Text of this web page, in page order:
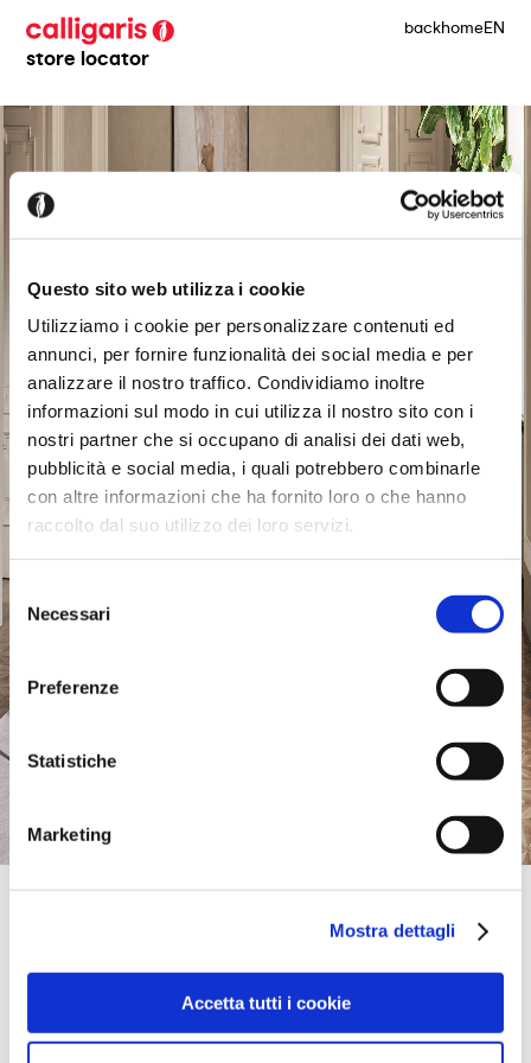
Questo sito web utilizza i cookie
Utilizziamo i cookie per personalizzare contenuti ed
annunci, per fornire funzionalità dei social media e per
analizzare il nostro traffico. Condividiamo inoltre
informazioni sul modo in cui utilizza il nostro sito con i
nostri partner che si occupano di analisi dei dati web,
pubblicità e social media, i quali potrebbero combinarle
con altre informazioni che ha fornito loro o che hanno
raccolto dal suo utilizzo dei loro servizi.
Selezione
del
consenso
Necessari
Preferenze
Statistiche
Marketing
Mostra dettagli
Accetta tutti i cookie
store locator
backhomeEN
Riega Georg Riegel | Augsburg
86167, AUGSBURG, Bayern, Germany
Sunday: Closed
take me here